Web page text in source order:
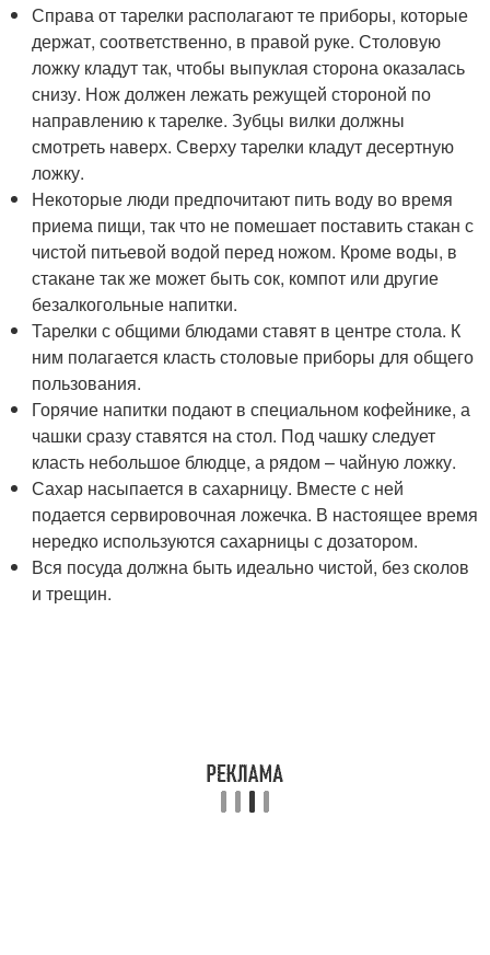
Справа от тарелки располагают те приборы, которые
держат, соответственно, в правой руке. Столовую
ложку кладут так, чтобы выпуклая сторона оказалась
снизу. Нож должен лежать режущей стороной по
направлению к тарелке. Зубцы вилки должны
смотреть наверх. Сверху тарелки кладут десертную
ложку.
Некоторые люди предпочитают пить воду во время
приема пищи, так что не помешает поставить стакан с
чистой питьевой водой перед ножом. Кроме воды, в
стакане так же может быть сок, компот или другие
безалкогольные напитки.
Тарелки с общими блюдами ставят в центре стола. К
ним полагается класть столовые приборы для общего
пользования.
Горячие напитки подают в специальном кофейнике, а
чашки сразу ставятся на стол. Под чашку следует
класть небольшое блюдце, а рядом – чайную ложку.
Сахар насыпается в сахарницу. Вместе с ней
подается сервировочная ложечка. В настоящее время
нередко используются сахарницы с дозатором.
Вся посуда должна быть идеально чистой, без сколов
и трещин.